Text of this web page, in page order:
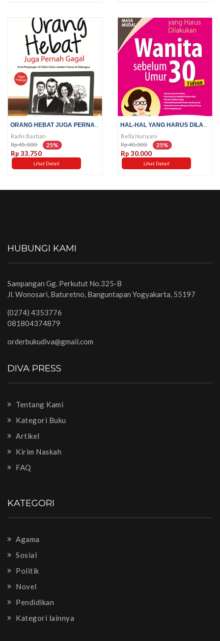
Radis Bastian
Rp 45.000 25%
Rp 33.750
Lihat Detail
Bella Nuriyani
Rp 40.000 25%
Rp 30.000
Lihat Detail
HUBUNGI KAMI
Sampangan Gg. Perkutut No.325-B
Jl. Wonosari, Baturetno, Banguntapan Yogyakarta, 55197
(0274) 4353776
081804374879
orderbukudiva@gmail.com
DIVA PRESS
Tentang Kami
Kategori Buku
Artikel
Kirim Naskah
FAQ
KATEGORI
Agama
Sosial
Politik
Novel
Pendidikan
Kategori lainnya